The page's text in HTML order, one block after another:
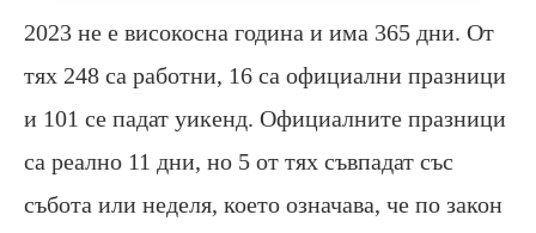
2023 не е високосна година и има 365 дни. От
тях 248 са работни, 16 са официални празници
и 101 се падат уикенд. Официалните празници
са реално 11 дни, но 5 от тях съвпадат със
събота или неделя, което означава, че по закон